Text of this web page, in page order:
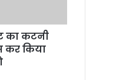
का कटनी
कर किया